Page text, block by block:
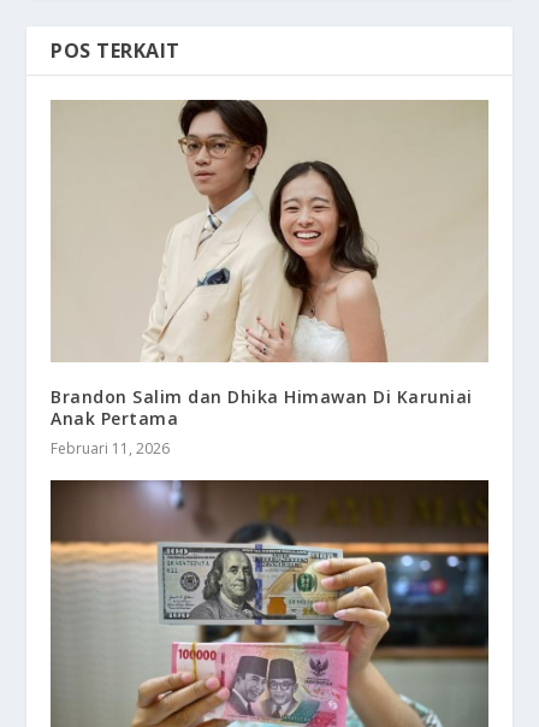
POS TERKAIT
Brandon Salim dan Dhika Himawan Di Karuniai
Anak Pertama
Februari 11, 2026